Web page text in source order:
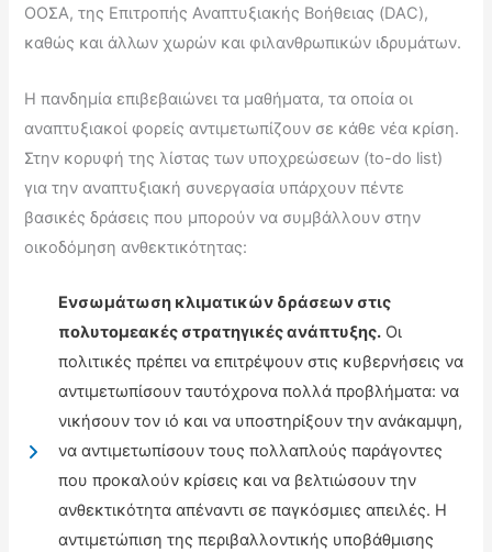
ΟΟΣΑ, της Επιτροπής Αναπτυξιακής Βοήθειας (DAC),
καθώς και άλλων χωρών και φιλανθρωπικών ιδρυμάτων.
Η πανδημία επιβεβαιώνει τα μαθήματα, τα οποία οι
αναπτυξιακοί φορείς αντιμετωπίζουν σε κάθε νέα κρίση.
Στην κορυφή της λίστας των υποχρεώσεων (to-do list)
για την αναπτυξιακή συνεργασία υπάρχουν πέντε
βασικές δράσεις που μπορούν να συμβάλλουν στην
οικοδόμηση ανθεκτικότητας:
Ενσωμάτωση κλιματικών δράσεων στις
πολυτομεακές στρατηγικές ανάπτυξης. Οι
πολιτικές πρέπει να επιτρέψουν στις κυβερνήσεις να
αντιμετωπίσουν ταυτόχρονα πολλά προβλήματα: να
νικήσουν τον ιό και να υποστηρίξουν την ανάκαμψη,
να αντιμετωπίσουν τους πολλαπλούς παράγοντες
που προκαλούν κρίσεις και να βελτιώσουν την
ανθεκτικότητα απέναντι σε παγκόσμιες απειλές. Η
αντιμετώπιση της περιβαλλοντικής υποβάθμισης